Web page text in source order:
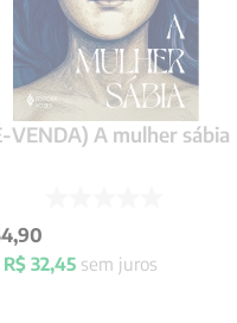
VENDA) A mulher sábia
,90
R$ 32,45sem juros